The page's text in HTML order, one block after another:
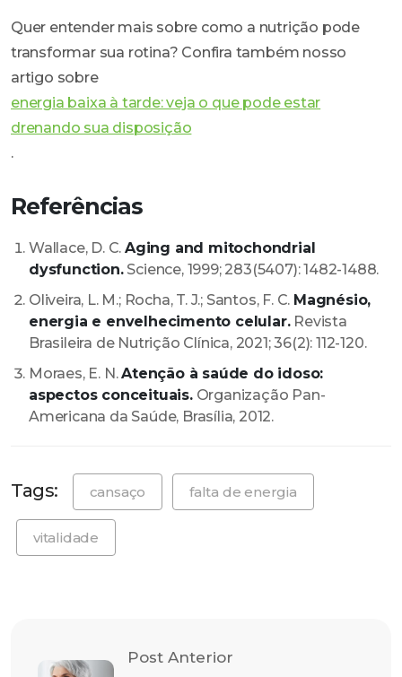
Quer entender mais sobre como a nutrição pode
transformar sua rotina? Confira também nosso
artigo sobre
energia baixa à tarde: veja o que pode estar
drenando sua disposição
.
Referências
Wallace, D. C. Aging and mitochondrial
dysfunction.Science, 1999; 283(5407): 1482-1488.
Oliveira, L. M.; Rocha, T. J.; Santos, F. C. Magnésio,
energia e envelhecimento celular.Revista
Brasileira de Nutrição Clínica, 2021; 36(2): 112-120.
Moraes, E. N.Atenção à saúde do idoso:
aspectos conceituais.Organização Pan-
Americana da Saúde, Brasília, 2012.
Tags: cansaço falta de energia
vitalidade
Post Anterior